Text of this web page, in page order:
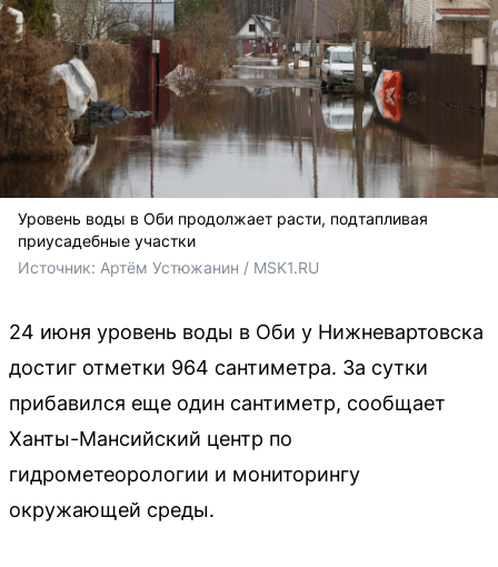
Уровень воды в Оби продолжает расти, подтапливая
приусадебные участки
Источник: Артём Устюжанин / MSK1.RU
24 июня уровень воды в Оби у Нижневартовска
достиг отметки 964 сантиметра. За сутки
прибавился еще один сантиметр, сообщает
Ханты-Мансийский центр по
гидрометеорологии и мониторингу
окружающей среды.